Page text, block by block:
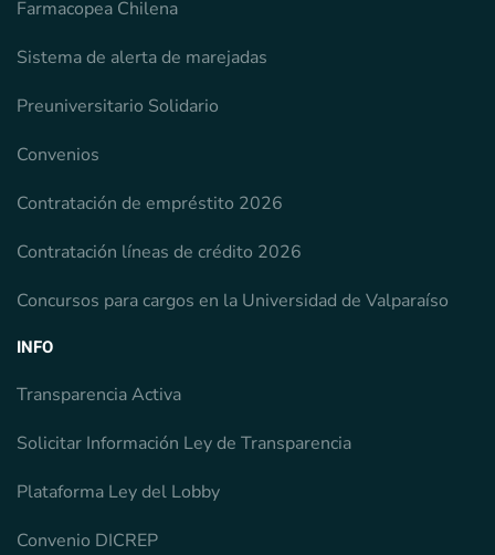
Farmacopea Chilena
Sistema de alerta de marejadas
Preuniversitario Solidario
Convenios
Contratación de empréstito 2026
Contratación líneas de crédito 2026
Concursos para cargos en la Universidad de Valparaíso
INFO
Transparencia Activa
Solicitar Información Ley de Transparencia
Plataforma Ley del Lobby
Convenio DICREP